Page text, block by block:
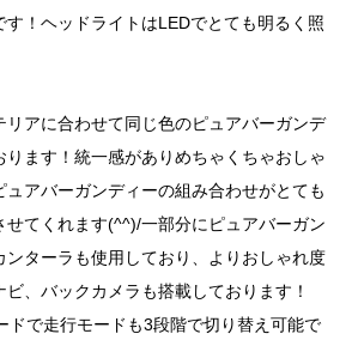
す！ヘッドライトはLEDでとても明るく照
リアに合わせて同じ色のピュアバーガンデ
ります！統一感がありめちゃくちゃおしゃ
アバーガンディーの組み合わせがとても
せてくれます(^^)/一部分にピュアバーガン
ンターラも使用しており、よりおしゃれ度
、バックカメラも搭載しております！
ドで走行モードも3段階で切り替え可能で